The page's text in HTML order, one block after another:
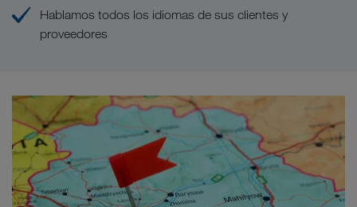
Hablamos todos los idiomas de sus clientes y
proveedores